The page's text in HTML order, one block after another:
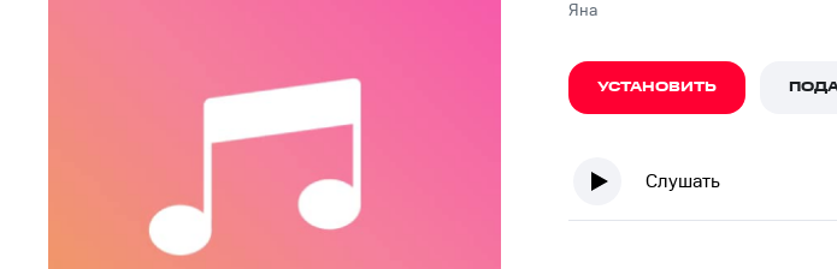
Яна
УСТАНОВИТЬ
Слушать